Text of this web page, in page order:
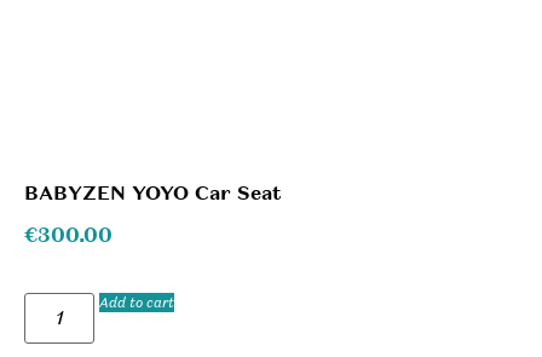
BABYZEN YOYO Car Seat
€300.00
Add to cart